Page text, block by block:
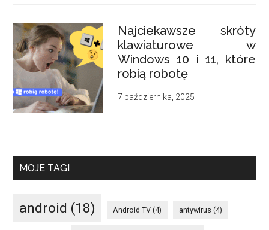
Najciekawsze skróty
klawiaturowe w
Windows 10 i 11, które
robią robotę
7 października, 2025
MOJE TAGI
android (18) Android TV (4) antywirus (4)